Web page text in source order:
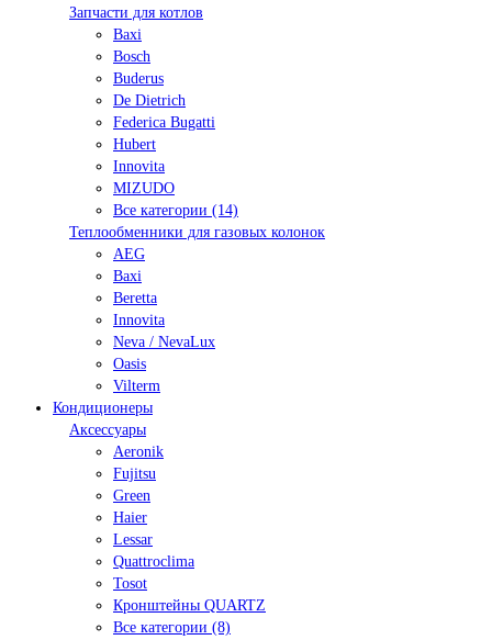
Запчасти для котлов
Baxi
Bosch
Buderus
De Dietrich
Federica Bugatti
Hubert
Innovita
MIZUDO
Все категории (14)
Теплообменники для газовых колонок
AEG
Baxi
Beretta
Innovita
Neva / NevaLux
Oasis
Vilterm
Кондиционеры
Аксессуары
Aeronik
Fujitsu
Green
Haier
Lessar
Quattroclima
Tosot
Кронштейны QUARTZ
Все категории (8)